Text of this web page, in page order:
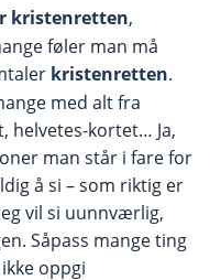
kristenretten,
føler man må
kristenretten.
med alt fra
helvetes-kortet… Ja,
man står i fare for
å si – som riktig er
vil si uunnværlig,
Såpass mange ting
oppgi